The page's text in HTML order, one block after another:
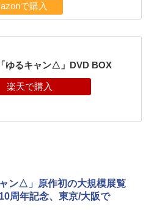
で購入
ゆるキャン△」DVD BOX
ャン△」原作初の大規模展覧
周年記念、東京/大阪で